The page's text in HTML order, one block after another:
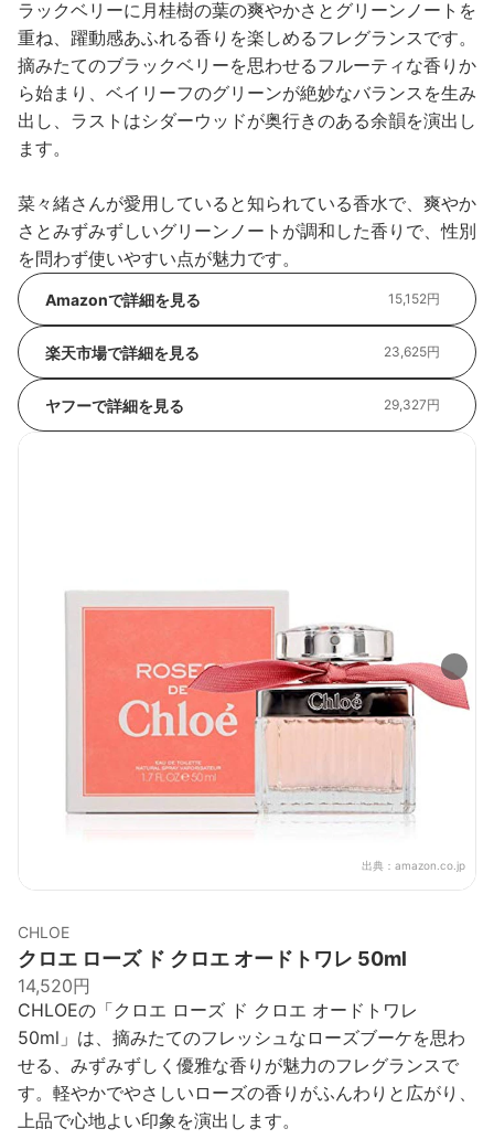
ラックベリーに月桂樹の葉の爽やかさとグリーンノートを
重ね、躍動感あふれる香りを楽しめるフレグランスです。
摘みたてのブラックベリーを思わせるフルーティな香りか
ら始まり、ベイリーフのグリーンが絶妙なバランスを生み
出し、ラストはシダーウッドが奥行きのある余韻を演出し
ます。
菜々緒さんが愛用していると知られている香水で、爽やか
さとみずみずしいグリーンノートが調和した香りで、性別
を問わず使いやすい点が魅力です。
Amazonで詳細を見る 15,152円
楽天市場で詳細を見る 23,625円
ヤフーで詳細を見る 29,327円
出典： amazon.co.jp
CHLOE
クロエ ローズ ド クロエ オードトワレ 50ml
14,520円
CHLOEの「クロエ ローズ ド クロエ オードトワレ
50ml」は、摘みたてのフレッシュなローズブーケを思わ
せる、みずみずしく優雅な香りが魅力のフレグランスで
す。軽やかでやさしいローズの香りがふんわりと広がり、
上品で心地よい印象を演出します。